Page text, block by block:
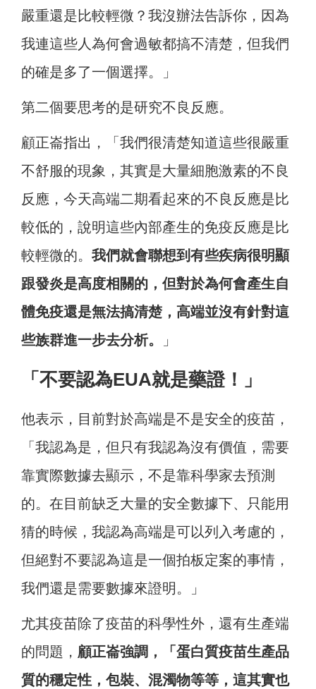
嚴重還是比較輕微？我沒辦法告訴你，因為
我連這些人為何會過敏都搞不清楚，但我們
的確是多了一個選擇。」
第二個要思考的是研究不良反應。
顧正崙指出，「我們很清楚知道這些很嚴重
不舒服的現象，其實是大量細胞激素的不良
反應，今天高端二期看起來的不良反應是比
較低的，說明這些內部產生的免疫反應是比
較輕微的。 我們就會聯想到有些疾病很明顯
跟發炎是高度相關的，但對於為何會產生自
體免疫還是無法搞清楚，高端並沒有針對這
些族群進一步去分析。
」
「不要認為EUA就是藥證！」
他表示，目前對於高端是不是安全的疫苗，
「我認為是，但只有我認為沒有價值，需要
靠實際數據去顯示，不是靠科學家去預測
的。在目前缺乏大量的安全數據下、只能用
猜的時候，我認為高端是可以列入考慮的，
但絕對不要認為這是一個拍板定案的事情，
我們還是需要數據來證明。」
尤其疫苗除了疫苗的科學性外，還有生產端
的問題， 顧正崙強調，「蛋白質疫苗生產品
質的穩定性，包裝、混濁物等等，這其實也